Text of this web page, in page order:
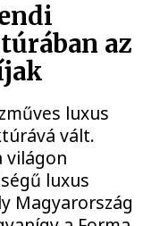
az
luxus
vált.
világon
luxus
Magyarország